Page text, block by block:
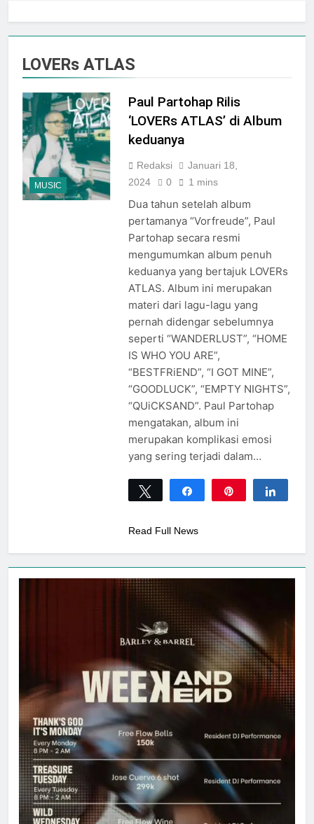
Agustus 2026 Dengan Tema
Nation Heritage
Plaza Ambarrukmo Rayakan
Melalui “INDEPENDENCE
SPIRIT”, Hadirkan Promo
Hingga 80% Dan Rangkaian
Event Spesial
Agustus 3, 2026
LOVERs ATLAS
MUSIC
Paul Partohap Rilis
‘LOVERs ATLAS’ di Album
keduanya
Redaksi
Januari 18,
2024
0 1 mins
Dua tahun setelah album
pertamanya “Vorfreude”, Paul
Partohap secara resmi
mengumumkan album penuh
keduanya yang bertajuk LOVERs
ATLAS. Album ini merupakan
materi dari lagu-lagu yang
pernah didengar sebelumnya
seperti “WANDERLUST”, “HOME
IS WHO YOU ARE”,
“BESTFRiEND”, “I GOT MINE”,
“GOODLUCK”, “EMPTY NIGHTS”,
“QUiCKSAND”. Paul Partohap
mengatakan, album ini
merupakan komplikasi emosi
yang sering terjadi dalam…
Tweet Share
Read Full News